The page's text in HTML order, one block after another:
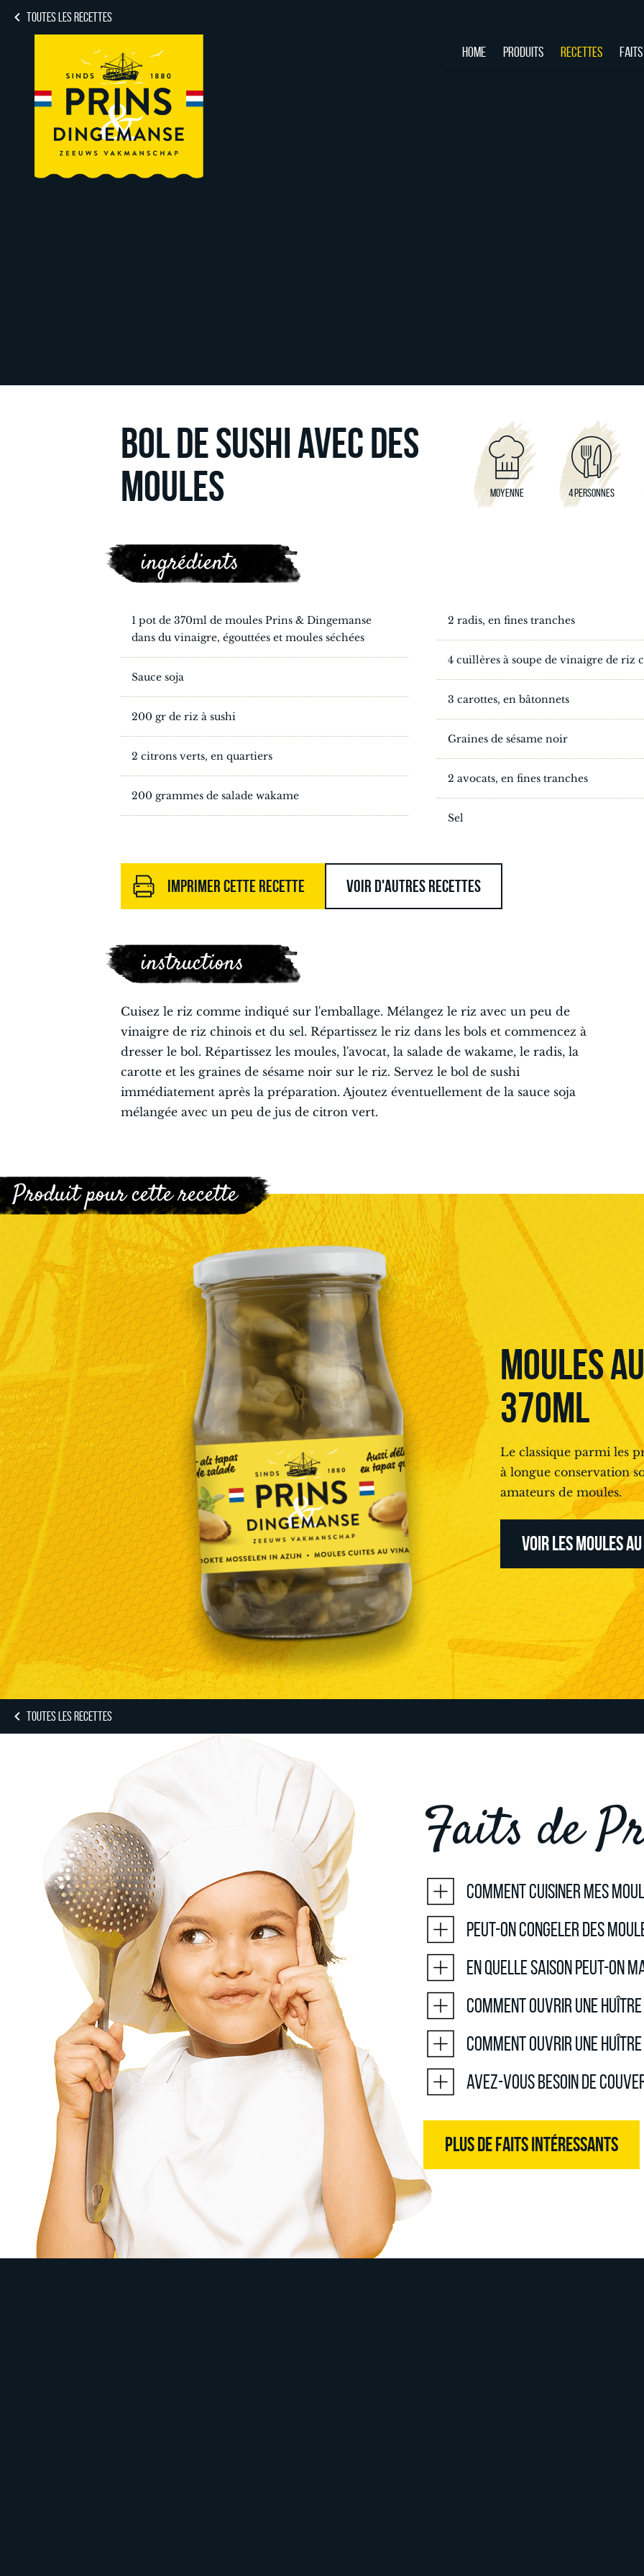
TOUTES LES RECETTES
HOME PRODUITS RECETTES
BOL DE SUSHI AVEC DES
MOULES
MOYENNE 4 PERSONNES
ingrédients
1 pot de 370ml de moules Prins & Dingemanse
dans du vinaigre, égouttées et moules séchées
Sauce soja
200 gr de riz à sushi
2 citrons verts, en quartiers
200 grammes de salade wakame
2 radis, en fines tranches
4 cuillères à soupe de vinaigre de riz
3 carottes, en bâtonnets
Graines de sésame noir
2 avocats, en fines tranches
Sel
IMPRIMER CETTE RECETTE VOIR D'AUTRES RECETTES
instructions
Cuisez le riz comme indiqué sur l'emballage. Mélangez le riz avec un peu de
vinaigre de riz chinois et du sel. Répartissez le riz dans les bols et commencez à
dresser le bol. Répartissez les moules, l'avocat, la salade de wakame, le radis, la
carotte et les graines de sésame noir sur le riz. Servez le bol de sushi
immédiatement après la préparation. Ajoutez éventuellement de la sauce soja
mélangée avec un peu de jus de citron vert.
Produit pour cette recette
MOULES
370ML
Le classique parmi les
à longue conservation
amateurs de moules.
VOIR LES MOULES
TOUTES LES RECETTES
Faits de
Comment cuisiner mes
Peut-on congeler des
En quelle saison peut-on
Comment ouvrir une huître
Comment ouvrir une
Avez-vous besoin de
PLUS DE FAITS INTÉRESSANTS